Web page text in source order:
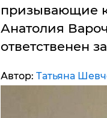
призывающие
Анатолия
ответственен
Автор: Татьяна